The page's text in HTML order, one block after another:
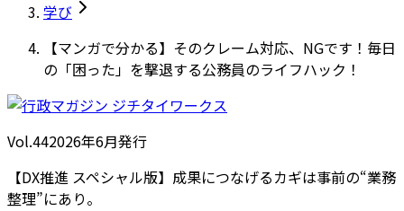
学び
【マンガで分かる】そのクレーム対応、NGです！毎日
の「困った」を撃退する公務員のライフハック！
Vol.442026年6月発行
【DX推進 スペシャル版】成果につなげるカギは事前の“業務
整理”にあり。